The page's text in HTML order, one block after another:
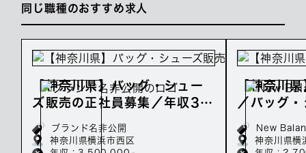
同じ職種のおすすめ求人
【神奈川県】バッグ・シュー
ズ販売の正社員募集／年収35
0万～
ブランド名非公開
神奈川県横浜市西区
【神奈川
／バッグ
社員募集
New
神奈川県横